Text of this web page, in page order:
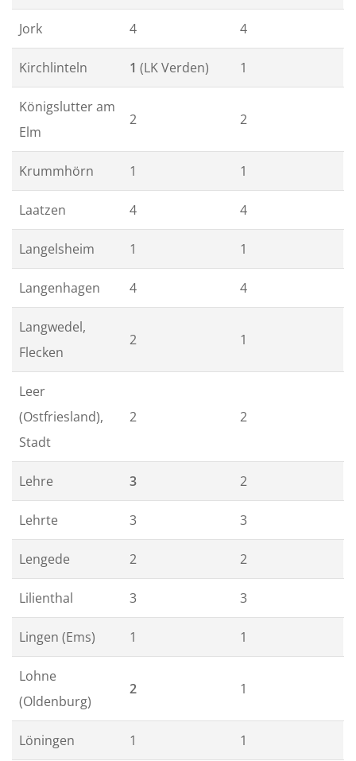
Jork 4 4
Kirchlinteln 1 (LK Verden) 1
Königslutter am
Elm
2 2
Krummhörn 1 1
Laatzen 4 4
Langelsheim 1 1
Langenhagen 4 4
Langwedel,
Flecken
2 1
Leer
(Ostfriesland),
Stadt
2 2
Lehre 3 2
Lehrte 3 3
Lengede 2 2
Lilienthal 3 3
Lingen (Ems) 1 1
Lohne
(Oldenburg)
2 1
Löningen 1 1